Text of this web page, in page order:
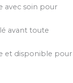
avec soin pour
avant toute
et disponible pour